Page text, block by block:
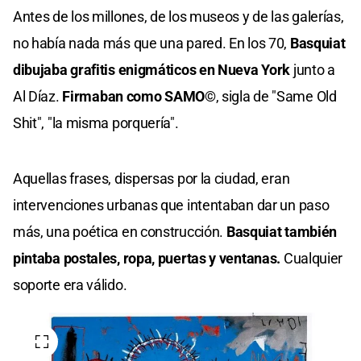
Antes de los millones, de los museos y de las galerías,
no había nada más que una pared. En los 70, Basquiat
dibujaba grafitis enigmáticos en Nueva York junto a
Al Díaz. Firmaban como SAMO©, sigla de "Same Old
Shit", "la misma porquería".
Aquellas frases, dispersas por la ciudad, eran
intervenciones urbanas que intentaban dar un paso
más, una poética en construcción. Basquiat también
pintaba postales, ropa, puertas y ventanas. Cualquier
soporte era válido.